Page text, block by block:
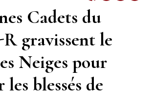
Cadets du
gravissent le
Neiges pour
blessés de